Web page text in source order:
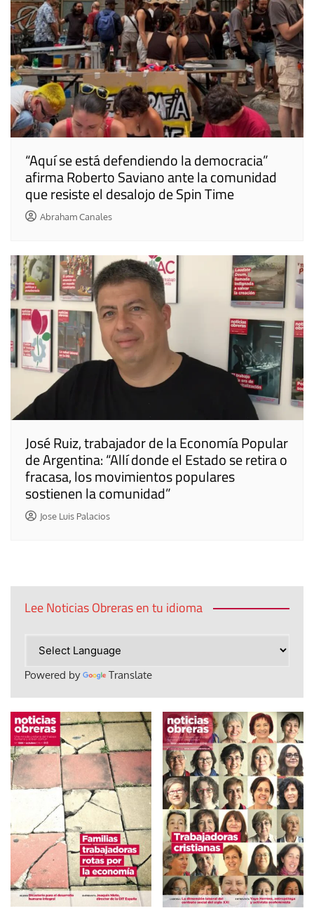
“Aquí se está defendiendo la democracia”
afirma Roberto Saviano ante la comunidad
que resiste el desalojo de Spin Time
Abraham Canales
José Ruiz, trabajador de la Economía Popular
de Argentina: “Allí donde el Estado se retira o
fracasa, los movimientos populares
sostienen la comunidad”
Jose Luis Palacios
Lee Noticias Obreras en tu idioma
Powered by Translate